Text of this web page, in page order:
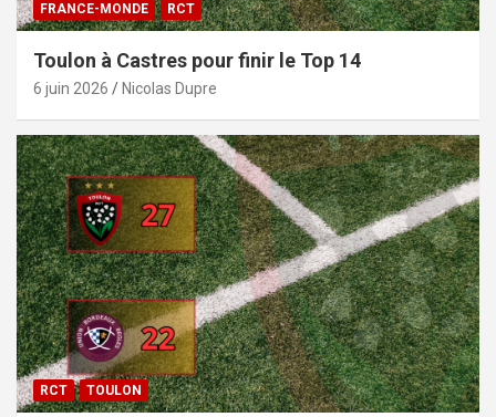
FRANCE-MONDE RCT
Toulon à Castres pour finir le Top 14
6 juin 2026 Nicolas Dupre
RCT TOULON